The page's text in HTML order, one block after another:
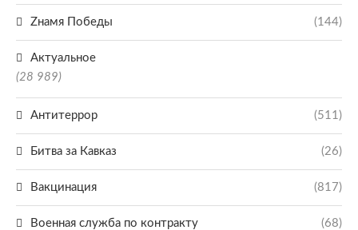
Zнамя Победы (144)
Актуальное
(28 989)
Антитеррор (511)
Битва за Кавказ (26)
Вакцинация (817)
Военная служба по контракту (68)